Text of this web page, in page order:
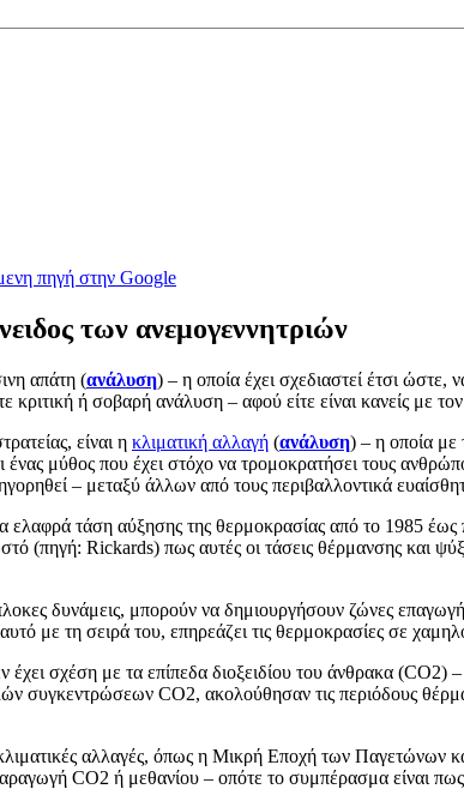
πηγή στην Google
των ανεμογεννητριών
απάτη (ανάλυση) – η οποία έχει σχεδιαστεί έτσι
κριτική ή σοβαρή ανάλυση – αφού είτε είναι κανείς με
είναι η κλιματική αλλαγή (ανάλυση) – η οποία με
ένας μύθος που έχει στόχο να τρομοκρατήσει τους
– μεταξύ άλλων από τους περιβαλλοντικά
τάση αύξησης της θερμοκρασίας από το 1985
(πηγή: Rickards) πως αυτές οι τάσεις θέρμανσης και
δυνάμεις, μπορούν να δημιουργήσουν ζώνες
με τη σειρά του, επηρεάζει τις θερμοκρασίες σε
σχέση με τα επίπεδα διοξειδίου του άνθρακα (CO2)
συγκεντρώσεων CO2, ακολούθησαν τις περιόδους
αλλαγές, όπως η Μικρή Εποχή των Παγετώνων
CO2 ή μεθανίου – οπότε το συμπέρασμα είναι